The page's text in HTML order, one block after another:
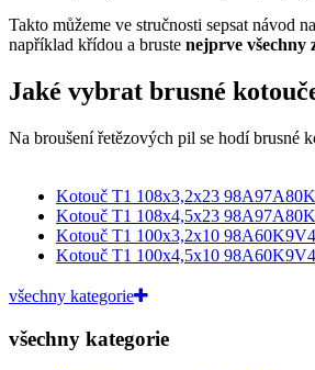
Takto můžeme ve stručnosti sepsat návod
například křídou a bruste nejprve všechny
Jaké vybrat brusné
Na broušení řetězových pil se hodí brusné
Kotouč T1 108x3,2x23
Kotouč T1 108x4,5x23
Kotouč T1 100x3,2x10
Kotouč T1 100x4,5x10
všechny kategorie
všechny kategorie